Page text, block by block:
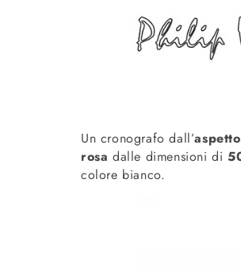
Un cronografo dall’
rosa dalle dimensioni di
colore bianco.